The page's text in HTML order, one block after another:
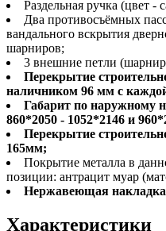
Раздельная ручка (цвет -
Два противосъёмных
вандального вскрытия
шарниров;
3 внешние петли
Перекрытие
наличником 96 мм с
Габарит по наружному
860*2050 - 1052*2146 и
Перекрытие
165мм;
Покрытие металла в
позиции: антрацит муар
Нержавеющая накладка
Характеристики